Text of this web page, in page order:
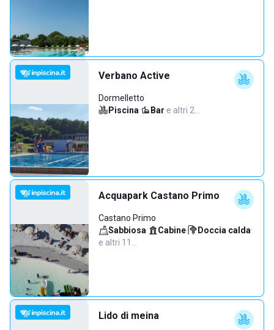
Verbano Active
Dormelletto
Piscina· Bar·e altri 2…
Acquapark Castano Primo
Castano Primo
Sabbiosa· Cabine· Doccia calda·
e altri 11…
Lido di meina